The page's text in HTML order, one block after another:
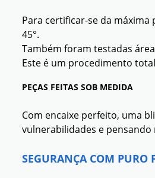
Para certificar-se da
45°.
Também foram testadas
Este é um procedimento
PEÇAS FEITAS SOB MEDIDA
Com encaixe perfeito, uma
vulnerabilidades e pensando
SEGURANÇA COM PURO